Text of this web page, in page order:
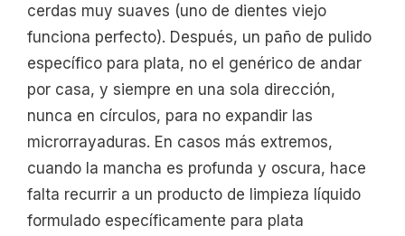
cerdas muy suaves (uno de dientes viejo
funciona perfecto). Después, un paño de pulido
específico para plata, no el genérico de andar
por casa, y siempre en una sola dirección,
nunca en círculos, para no expandir las
microrrayaduras. En casos más extremos,
cuando la mancha es profunda y oscura, hace
falta recurrir a un producto de limpieza líquido
formulado específicamente para plata